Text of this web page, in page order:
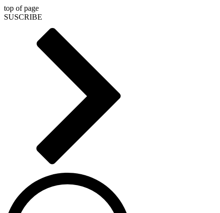
top of page
SUSCRIBE